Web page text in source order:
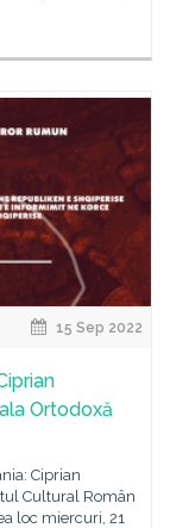
15 Sep 2022
Ortodoxă
Ciprian
Cultural Român
loc miercuri, 21